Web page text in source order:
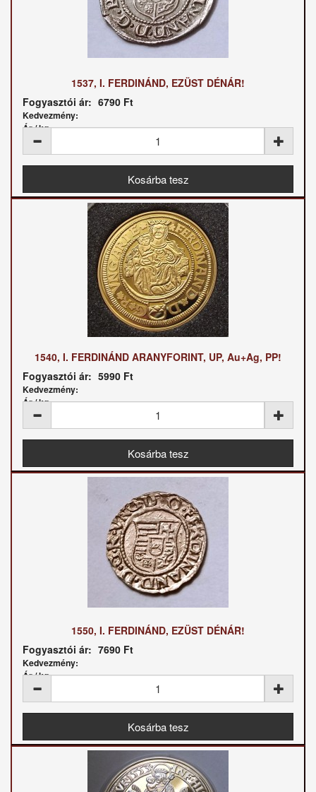
1537, I. FERDINÁND, EZÜST DÉNÁR!
Fogyasztói ár: 6790 Ft
Kedvezmény:
Ár / kg:
1540, I. FERDINÁND ARANYFORINT, UP, Au+Ag, PP!
Fogyasztói ár: 5990 Ft
Kedvezmény:
Ár / kg:
1550, I. FERDINÁND, EZÜST DÉNÁR!
Fogyasztói ár: 7690 Ft
Kedvezmény:
Ár / kg: